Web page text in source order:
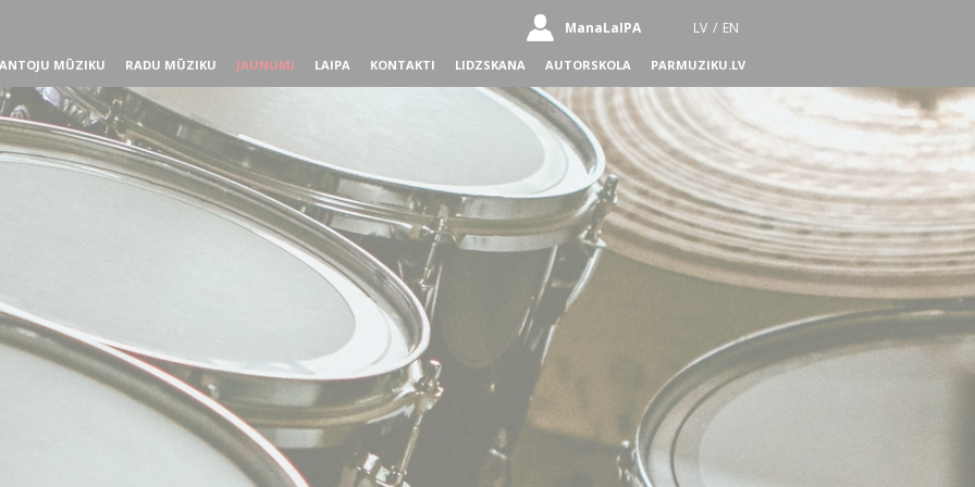
ManaLaIPA LV / EN
MŪZIKU RADU MŪZIKU JAUNUMI LAIPA KONTAKTI LIDZSKANA AUTORSKOLA PARMUZIKU.LV